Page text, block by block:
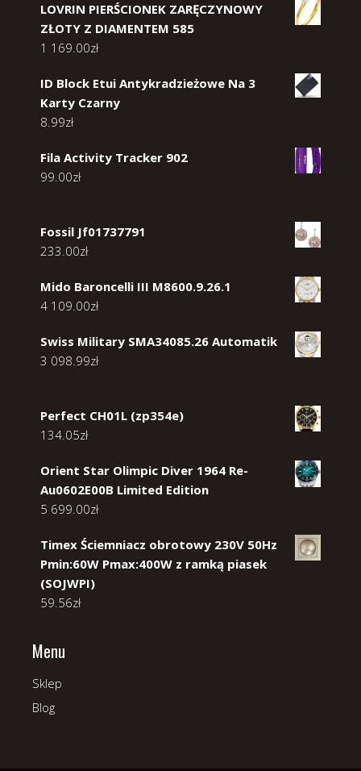
LOVRIN PIERŚCIONEK ZARĘCZYNOWY
ZŁOTY Z DIAMENTEM 585
1 169.00zł
ID Block Etui Antykradzieżowe Na 3
Karty Czarny
8.99zł
Fila Activity Tracker 902
99.00zł
Fossil Jf01737791
233.00zł
Mido Baroncelli III M8600.9.26.1
4 109.00zł
Swiss Military SMA34085.26 Automatik
3 098.99zł
Perfect CH01L (zp354e)
134.05zł
Orient Star Olimpic Diver 1964 Re-
Au0602E00B Limited Edition
5 699.00zł
Timex Ściemniacz obrotowy 230V 50Hz
Pmin:60W Pmax:400W z ramką piasek
(SOJWPI)
59.56zł
Menu
Sklep
Blog